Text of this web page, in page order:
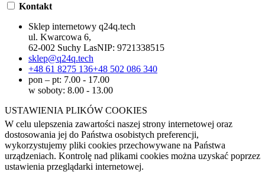
Kontakt
Sklep internetowy q24q.tech
ul. Kwarcowa 6,
62-002 Suchy LasNIP: 9721338515
sklep@q24q.tech
+48 61 8275 136+48 502 086 340
pon – pt: 7.00 - 17.00
w soboty: 8.00 - 13.00
USTAWIENIA PLIKÓW COOKIES
W celu ulepszenia zawartości naszej strony internetowej oraz
dostosowania jej do Państwa osobistych preferencji,
wykorzystujemy pliki cookies przechowywane na Państwa
urządzeniach. Kontrolę nad plikami cookies można uzyskać poprzez
ustawienia przeglądarki internetowej.